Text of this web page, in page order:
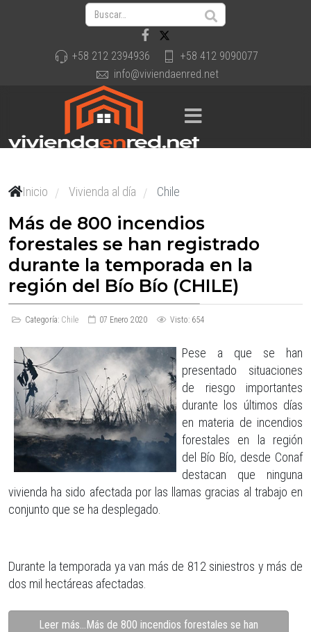
+58 212 2394936
+58 412 9090077
info@viviendaenred.net
Inicio / Vivienda al día / Chile
Más de 800 incendios
forestales se han registrado
durante la temporada en la
región del Bío Bío (CHILE)
Categoría: Chile 07 Enero 2020 Visto: 654
Pese a que se han
presentado situaciones
de riesgo importantes
durante los últimos días
en materia de incendios
forestales en la región
del Bío Bío, desde Conaf
destacan que ninguna
vivienda ha sido afectada por las llamas gracias al trabajo en
conjunto que se ha desplegado.
Durante la temporada ya van más de 812 siniestros y más de
dos mil hectáreas afectadas.
Leer más…Más de 800 incendios forestales se han